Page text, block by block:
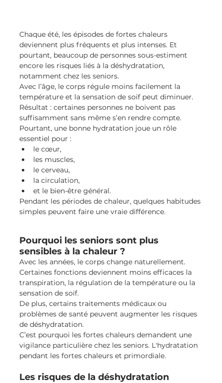
Chaque été, les épisodes de fortes chaleurs
deviennent plus fréquents et plus intenses. Et
pourtant, beaucoup de personnes sous-estiment
encore les risques liés à la déshydratation,
notamment chez les seniors.
Avec l’âge, le corps régule moins facilement la
température et la sensation de soif peut diminuer.
Résultat : certaines personnes ne boivent pas
suffisamment sans même s’en rendre compte.
Pourtant, une bonne hydratation joue un rôle
essentiel pour :
le cœur,
les muscles,
le cerveau,
la circulation,
et le bien-être général.
Pendant les périodes de chaleur, quelques habitudes
simples peuvent faire une vraie différence.
Pourquoi les seniors sont plus
sensibles à la chaleur ?
Avec les années, le corps change naturellement.
Certaines fonctions deviennent moins efficaces la
transpiration, la régulation de la température ou la
sensation de soif.
De plus, certains traitements médicaux ou
problèmes de santé peuvent augmenter les risques
de déshydratation.
C’est pourquoi les fortes chaleurs demandent une
vigilance particulière chez les seniors. L'hydratation
pendant les fortes chaleurs et primordiale.
Les risques de la déshydratation